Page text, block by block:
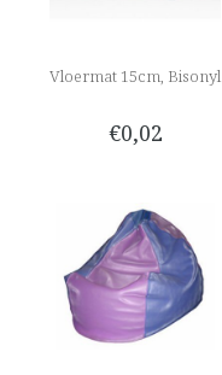
Vloermat 15cm, Bisonyl
€0,02